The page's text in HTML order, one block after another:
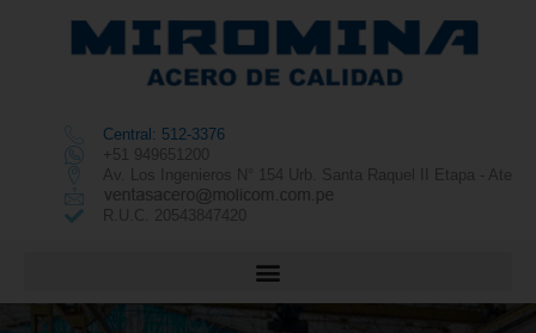
Central: 512-3376
+51 949651200
Av. Los Ingenieros N° 154 Urb. Santa Raquel II Etapa - Ate
R.U.C. 20543847420